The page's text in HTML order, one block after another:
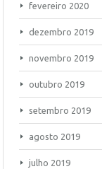
fevereiro 2020
dezembro 2019
novembro 2019
outubro 2019
setembro 2019
agosto 2019
julho 2019